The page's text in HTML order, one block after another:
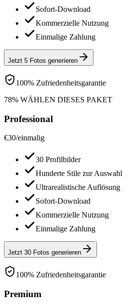
Sofort-Download
Kommerzielle Nutzung
Einmalige Zahlung
Jetzt 5 Fotos generieren
100% Zufriedenheitsgarantie
78% WÄHLEN DIESES PAKET
Professional
€30/einmalig
30 Profilbilder
Hunderte Stile zur Auswahl
Ultrarealistische Auflösung
Sofort-Download
Kommerzielle Nutzung
Einmalige Zahlung
Jetzt 30 Fotos generieren
100% Zufriedenheitsgarantie
Premium